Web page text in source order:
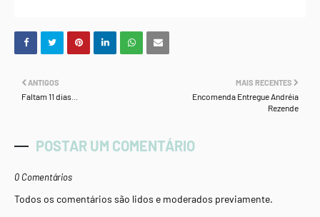
MAIS RECENTES
Encomenda Entregue Andréia
Rezende
ANTIGOS
Faltam 11 dias...
POSTAR UM COMENTÁRIO
0 Comentários
Todos os comentários são lidos e moderados previamente.